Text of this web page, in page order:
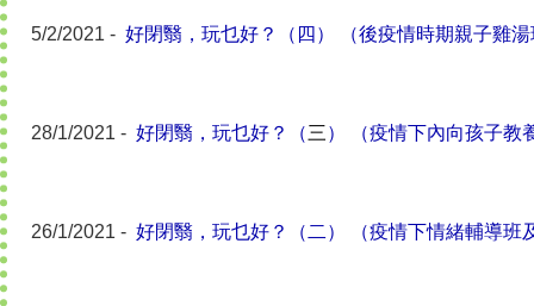
5/2/2021 - 好閉翳，玩乜好？（四） （後疫情時期親子雞
28/1/2021 - 好閉翳，玩乜好？（三） （疫情下內向孩子教
26/1/2021 - 好閉翳，玩乜好？（二） （疫情下情緒輔導班